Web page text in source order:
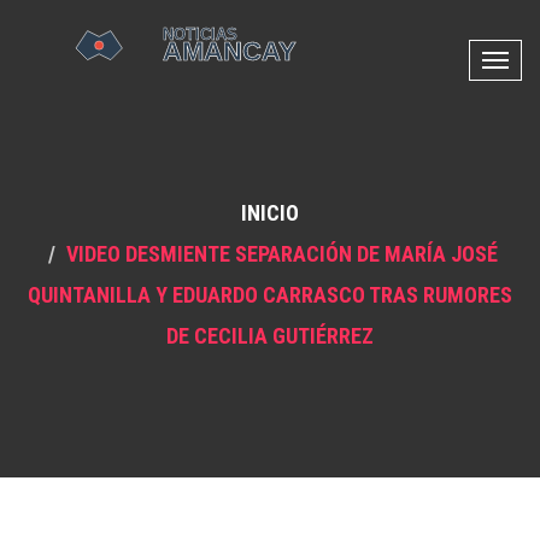
N
c
i
ó
INICIO
VIDEO DESMIENTE SEPARACIÓN DE MARÍA JOSÉ
QUINTANILLA Y EDUARDO CARRASCO TRAS RUMORES
DE CECILIA GUTIÉRREZ